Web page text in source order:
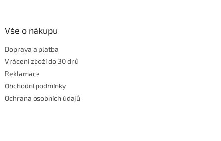
Vše o nákupu
Doprava a platba
Vrácení zboží do 30 dnů
Reklamace
Obchodní podmínky
Ochrana osobních údajů